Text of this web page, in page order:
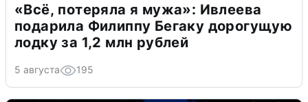
«Всё, потеряла я мужа»: Ивлеева
подарила Филиппу Бегаку дорогущую
лодку за 1,2 млн рублей
5 августа 195